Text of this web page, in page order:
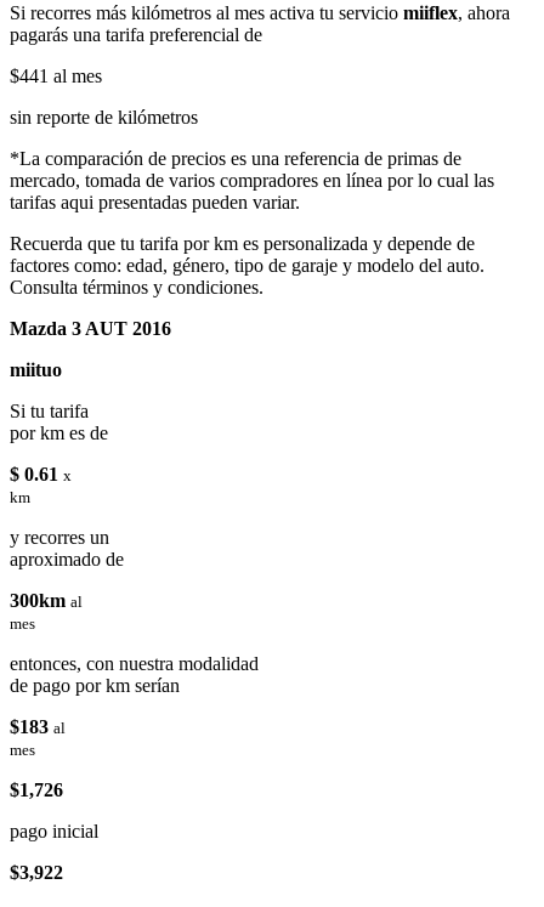
Si recorres más kilómetros al mes activa tu servicio miiflex, ahora
pagarás una tarifa preferencial de
$441 al mes
sin reporte de kilómetros
*La comparación de precios es una referencia de primas de
mercado, tomada de varios compradores en línea por lo cual las
tarifas aqui presentadas pueden variar.
Recuerda que tu tarifa por km es personalizada y depende de
factores como: edad, género, tipo de garaje y modelo del auto.
Consulta términos y condiciones.
Mazda 3 AUT 2016
miituo
Si tu tarifa
por km es de
$ 0.61 x
km
y recorres un
aproximado de
300km al
mes
entonces, con nuestra modalidad
de pago por km serían
$183 al
mes
$1,726
pago inicial
$3,922